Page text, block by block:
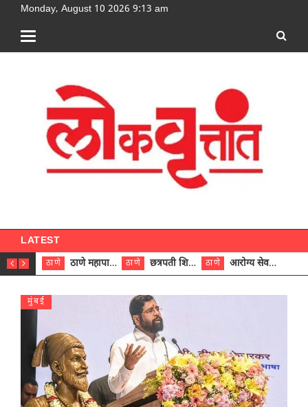
Monday, August 10 2026 9:13 am
LATEST
ठाणे ठाणे महापालिकेच्या नऊ प्रभाग समित्यांवर अध्यक्ष विराजमान ठाणे छत्रपती शिवाजी महाराज रुग्णालयात दुर्मिळ ट्युमरची यशस्वी शस्त्रक्रिया ठाणे आरोग्य सेवक (पुरुष) पदावरून ११ कर्मचाऱ्यांना आरोग्य सहाय्यक (पुरुष) पदावर पदोन्नती; मुख्य कार्यकारी अधिकारी रणजित यादव यांच्या हस्ते आदेश वितरण
मुंबई